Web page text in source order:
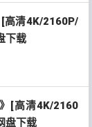
高清4K/2160P/
下载
[高清4K/2160
盘下载